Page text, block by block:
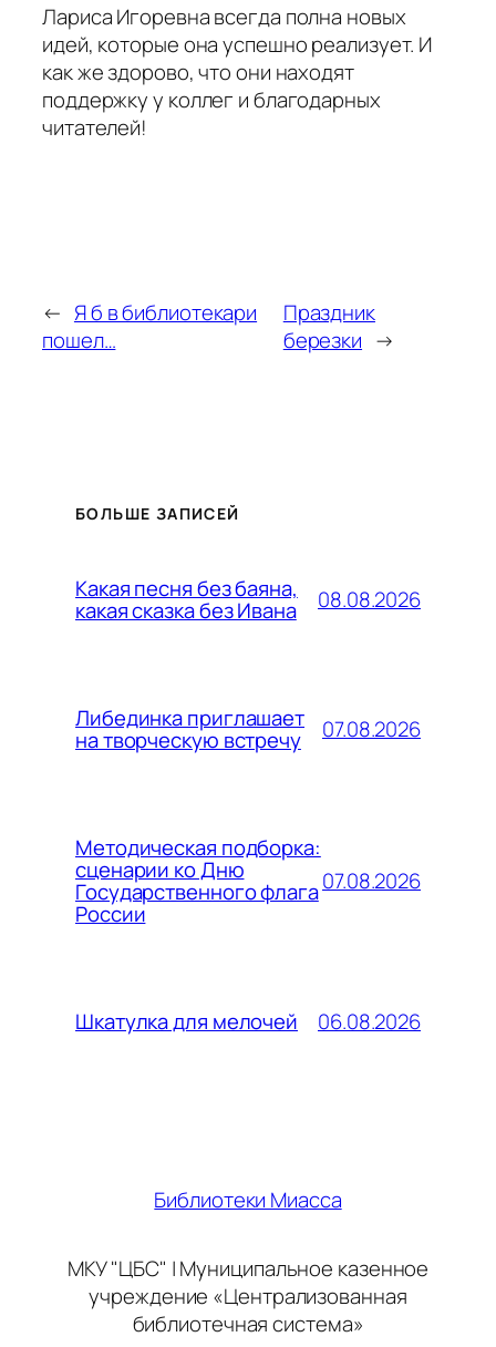
Лариса Игоревна всегда полна новых
идей, которые она успешно реализует. И
как же здорово, что они находят
поддержку у коллег и благодарных
читателей!
← Я б в библиотекари
пошел…
Праздник
березки →
БОЛЬШЕ ЗАПИСЕЙ
Какая песня без баяна,
какая сказка без Ивана 08.08.2026
Либединка приглашает
на творческую встречу 07.08.2026
Методическая подборка:
сценарии ко Дню
Государственного флага
России
07.08.2026
Шкатулка для мелочей 06.08.2026
Библиотеки Миасса
МКУ "ЦБС" | Муниципальное казенное
учреждение «Централизованная
библиотечная система»